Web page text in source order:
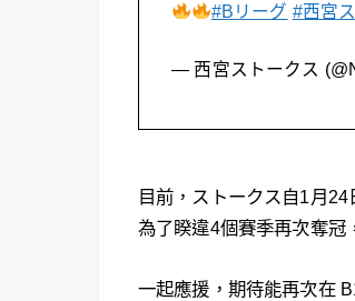
#Bリーグ #西宮
— 西宮ストークス
目前，ストークス自1月
為了睽違4個賽季再次奪冠
一起應援，期待能再次在